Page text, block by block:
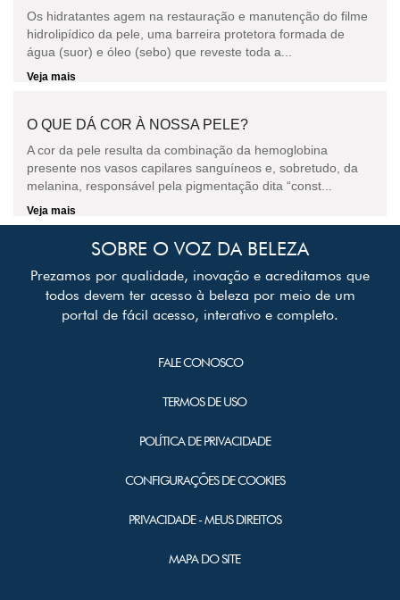
Os hidratantes agem na restauração e manutenção do filme
hidrolipídico da pele, uma barreira protetora formada de
água (suor) e óleo (sebo) que reveste toda a...
Veja mais
O QUE DÁ COR À NOSSA PELE?
A cor da pele resulta da combinação da hemoglobina
presente nos vasos capilares sanguíneos e, sobretudo, da
melanina, responsável pela pigmentação dita “const...
Veja mais
SOBRE O VOZ DA BELEZA
Prezamos por qualidade, inovação e acreditamos que
todos devem ter acesso à beleza por meio de um
portal de fácil acesso, interativo e completo.
FALE CONOSCO
TERMOS DE USO
POLÍTICA DE PRIVACIDADE
CONFIGURAÇÕES DE COOKIES
PRIVACIDADE - MEUS DIREITOS
MAPA DO SITE